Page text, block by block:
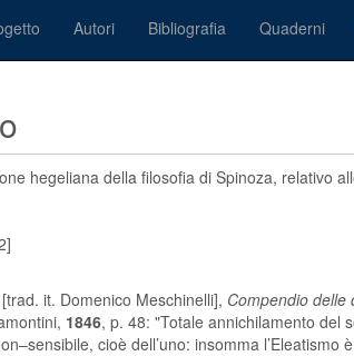
Autori Bibliografia Quaderni
hegeliana della filosofia di Spinoza, relativo
it. Domenico Meschinelli], Compendio delle
1846, p. 48: "Totale annichilamento del
cioè dell’uno: insomma l’Eleatismo è